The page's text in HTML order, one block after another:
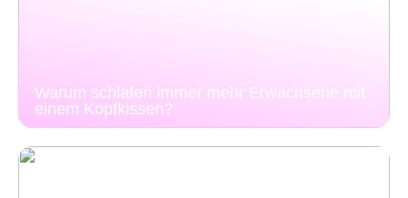
Warum schlafen immer mehr Erwachsene mit
einem Kopfkissen?